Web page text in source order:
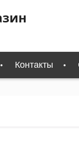
Контакты